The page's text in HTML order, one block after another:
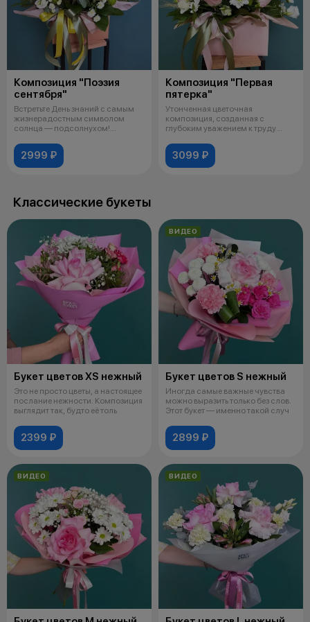
Композиция "Поэзия
сентября"
Встретьте День знаний с самым
жизнерадостным символом
солнца — подсолнухом!
2999 ₽
Композиция "Первая
пятерка"
Утонченная цветочная
композиция, созданная с
глубоким уважением к труду
3099 ₽
Классические букеты
Букет цветов XS нежный
Это не просто цветы, а настоящее
послание нежности. Композиция
выглядит так, будто её толь
2399 ₽
ВИДЕО
Букет цветов S нежный
Иногда самые важные чувства
можно выразить только без слов.
Этот букет — именно такой случ
2899 ₽
ВИДЕО ВИДЕО